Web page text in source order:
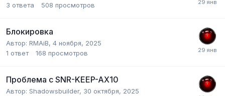
3 ответа 508 просмотров
Блокировка
Автор: RMAiB, 4 ноября, 2025
1 ответ 168 просмотров
Проблема с SNR-KEEP-AX10
Автор: Shadowsbuilder, 30 октября, 2025